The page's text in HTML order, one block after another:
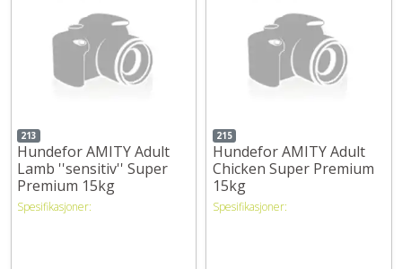
213
Hundefor AMITY Adult
Lamb ''sensitiv'' Super
Premium 15kg
Spesifikasjoner:
215
Hundefor AMITY Adult
Chicken Super Premium
15kg
Spesifikasjoner: